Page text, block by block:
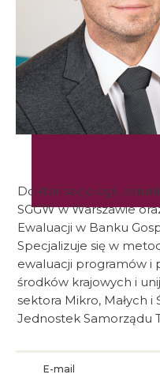
Doktor socjologii,
SGGW w Warszawie
Ewaluacji w Banku
Specjalizuje się w
ewaluacji programów i
środków krajowych i
sektora Mikro, Małych
Jednostek Samorządu
E-mail